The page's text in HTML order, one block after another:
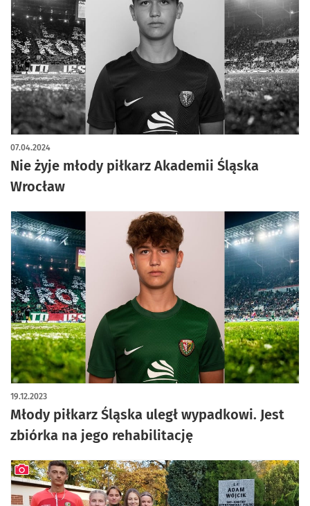
Nie żyje młody piłkarz Akademii Śląska
Wrocław
07.04.2024
Młody piłkarz Śląska uległ wypadkowi. Jest
zbiórka na jego rehabilitację
19.12.2023